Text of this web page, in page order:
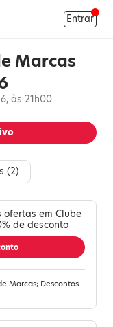
Entrar
Marcas
às 21h00
(2)
ofertas em Clube
de desconto
Marcas; Descontos